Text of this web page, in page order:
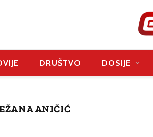
DRUŠTVO DOSIJE
ANIČIĆ